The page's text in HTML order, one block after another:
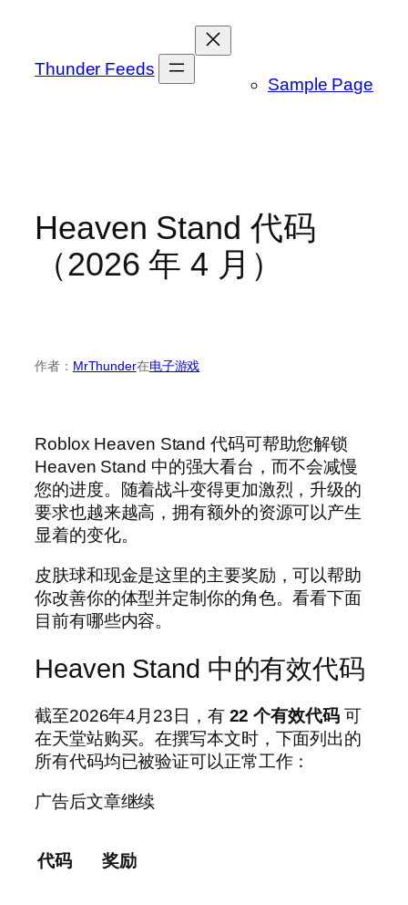
Thunder Feeds
Sample Page
Heaven Stand 代码
（2026 年 4 月）
作者： MrThunder在电子游戏
Roblox Heaven Stand 代码可帮助您解锁
Heaven Stand 中的强大看台，而不会减慢
您的进度。随着战斗变得更加激烈，升级的
要求也越来越高，拥有额外的资源可以产生
显着的变化。
皮肤球和现金是这里的主要奖励，可以帮助
你改善你的体型并定制你的角色。看看下面
目前有哪些内容。
Heaven Stand 中的有效代码
截至2026年4月23日，有 22 个有效代码可
在天堂站购买。在撰写本文时，下面列出的
所有代码均已被验证可以正常工作：
广告后文章继续
代码 奖励